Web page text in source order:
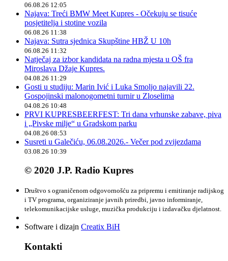
06.08.26 12:05
Najava: Treći BMW Meet Kupres - Očekuju se tisuće
posjetitelja i stotine vozila
06.08.26 11:38
Najava: Sutra sjednica Skupštine HBŽ U 10h
06.08.26 11:32
Natječaj za izbor kandidata na radna mjesta u OŠ fra
Miroslava Džaje Kupres.
04.08.26 11:29
Gosti u studiju: Marin Ivić i Luka Smoljo najavili 22.
Gospojinski malonogometni turnir u Zloselima
04.08.26 10:48
PRVI KUPRESBEERFEST: Tri dana vrhunske zabave, piva
i „Pivske milje“ u Gradskom parku
04.08.26 08:53
Susreti u Galečiću, 06.08.2026.- Večer pod zvijezdama
03.08.26 10:39
© 2020 J.P. Radio Kupres
Društvo s ograničenom odgovornošću za pripremu i emitiranje radijskog
i TV programa, organiziranje javnih priredbi, javno informiranje,
telekomunikacijske usluge, muzička produkciju i izdavačku djelatnost.
Software i dizajn Creatix BiH
Kontakti